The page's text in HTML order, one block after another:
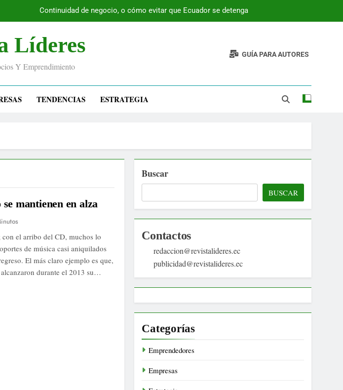
Continuidad de negocio, o cómo evitar que Ecuador se detenga
Líderes
Y Emprendimiento
GUÍA PARA AUTORES
TENDENCIAS ESTRATEGIA
mantienen en alza
el arribo del CD, muchos lo
de música casi aniquilados
El más claro ejemplo es que,
durante el 2013 su…
Buscar
BUSCAR
Contactos
redaccion@revistalideres.ec
publicidad@revistalideres.ec
Categorías
Emprendedores
Empresas